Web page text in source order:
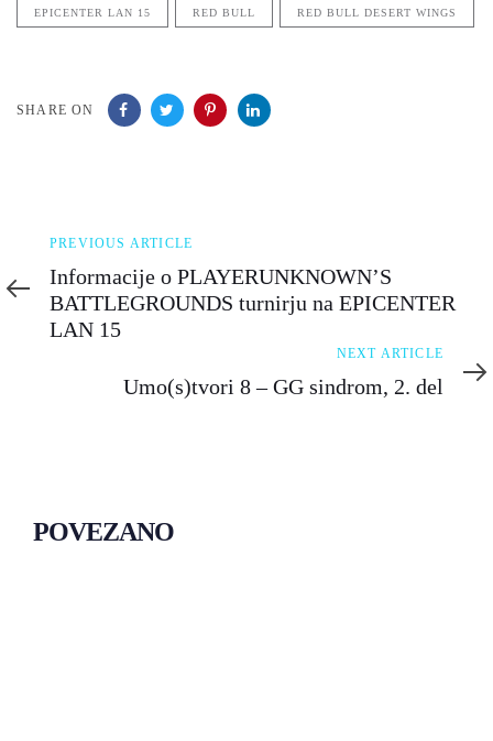
EPICENTER LAN 15 RED BULL RED BULL DESERT WINGS
SHARE ON
Previous
Article
PREVIOUS ARTICLE
Informacije o PLAYERUNKNOWN’S
BATTLEGROUNDS turnirju na EPICENTER
LAN 15
Article
NEXT ARTICLE
Umo(s)tvori 8 – GG sindrom, 2. del
POVEZANO